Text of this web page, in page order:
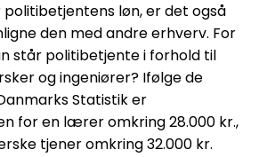
løn, er det også
den med andre erhverv. For
står politibetjente i forhold til
og ingeniører? Ifølge de
Statistik er
for en lærer omkring 28.000 kr.,
tjener omkring 32.000 kr.